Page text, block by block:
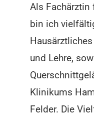
Als
bin ich
und Lehre,
Klinikums
Felder. Die